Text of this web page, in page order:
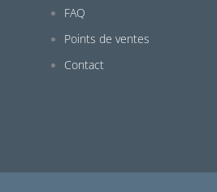
FAQ
Points de ventes
Contact